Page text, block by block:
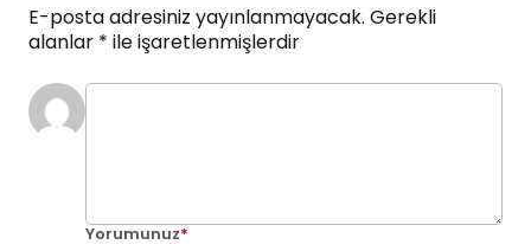
E-posta adresiniz yayınlanmayacak. Gerekli
alanlar * ile işaretlenmişlerdir
Yorumunuz*